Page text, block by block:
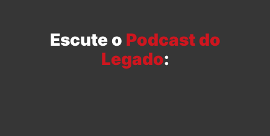
Escute o Podcast do
Legado: